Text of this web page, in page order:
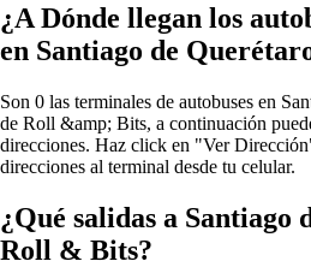
¿A Dónde llegan los
en Santiago de
Son 0 las terminales de autobuses en
de Roll &amp; Bits, a continuación
direcciones. Haz click en "Ver
direcciones al terminal desde tu celular.
¿Qué salidas a Santiago
Roll & Bits?